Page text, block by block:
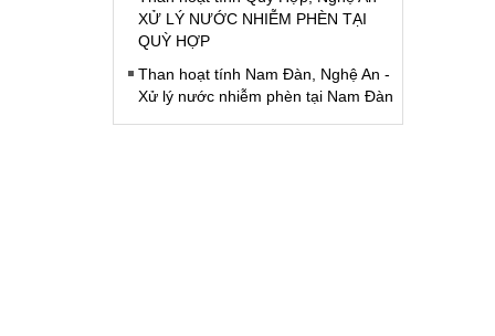
XỬ LÝ NƯỚC NHIỄM PHÈN TẠI
QUỲ HỢP
Than hoạt tính Nam Đàn, Nghệ An -
Xử lý nước nhiễm phèn tại Nam Đàn